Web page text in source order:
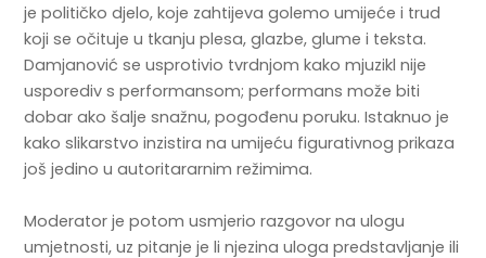
je političko djelo, koje zahtijeva golemo umijeće i trud
koji se očituje u tkanju plesa, glazbe, glume i teksta.
Damjanović se usprotivio tvrdnjom kako mjuzikl nije
usporediv s performansom; performans može biti
dobar ako šalje snažnu, pogođenu poruku. Istaknuo je
kako slikarstvo inzistira na umijeću figurativnog prikaza
još jedino u autoritararnim režimima.
Moderator je potom usmjerio razgovor na ulogu
umjetnosti, uz pitanje je li njezina uloga predstavljanje ili